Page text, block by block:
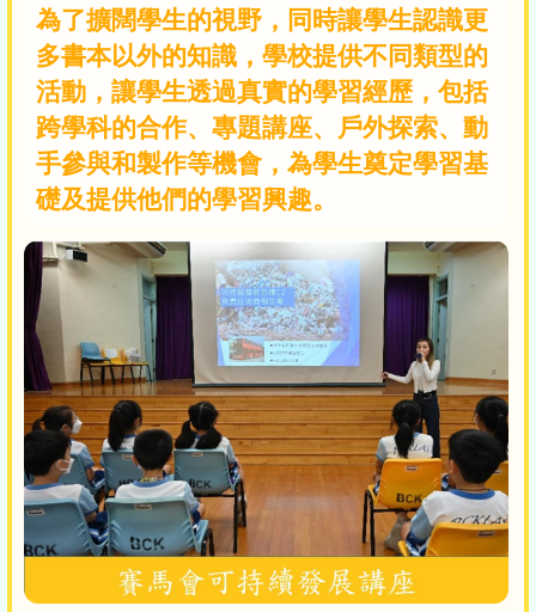
為了擴闊學生的視野，同時讓學生認識更
多書本以外的知識，學校提供不同類型的
活動，讓學生透過真實的學習經歷，包括
跨學科的合作、專題講座、戶外探索、動
手參與和製作等機會，為學生奠定學習基
礎及提供他們的學習興趣。